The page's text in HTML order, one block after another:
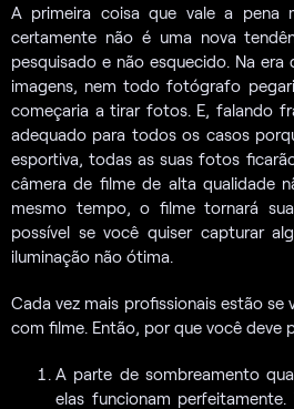
A primeira coisa que vale a pena
certamente não é uma nova
pesquisado e não esquecido. Na
imagens, nem todo fotógrafo
começaria a tirar fotos. E, falando
adequado para todos os casos
esportiva, todas as suas fotos
câmera de filme de alta qualidade
mesmo tempo, o filme tornará
possível se você quiser capturar
iluminação não ótima.
Cada vez mais profissionais estão
com filme. Então, por que você deve
A parte de sombreamento
elas funcionam